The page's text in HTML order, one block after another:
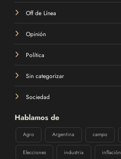
Off de Línea
Opinión
Política
Sin categorizar
Sociedad
Hablamos de
Agro Argentina campo
Elecciones industria inflación